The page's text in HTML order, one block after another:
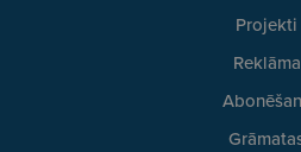
Projekti
Reklāma